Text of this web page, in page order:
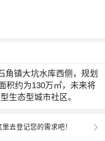
角镇大坑水库西侧，规划
积约为130万㎡，未来将
生态型城市社区。
去登记您的需求吧！